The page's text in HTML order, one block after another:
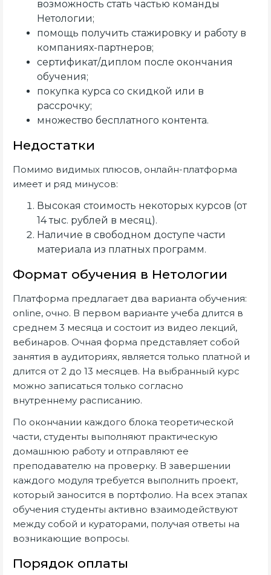
возможность стать частью команды
Нетологии;
помощь получить стажировку и работу в
компаниях-партнеров;
сертификат/диплом после окончания
обучения;
покупка курса со скидкой или в
рассрочку;
множество бесплатного контента.
Недостатки
Помимо видимых плюсов, онлайн-платформа
имеет и ряд минусов:
Высокая стоимость некоторых курсов (от
14 тыс. рублей в месяц).
Наличие в свободном доступе части
материала из платных программ.
Формат обучения в Нетологии
Платформа предлагает два варианта обучения:
online, очно. В первом варианте учеба длится в
среднем 3 месяца и состоит из видео лекций,
вебинаров. Очная форма представляет собой
занятия в аудиториях, является только платной и
длится от 2 до 13 месяцев. На выбранный курс
можно записаться только согласно
внутреннему расписанию.
По окончании каждого блока теоретической
части, студенты выполняют практическую
домашнюю работу и отправляют ее
преподавателю на проверку. В завершении
каждого модуля требуется выполнить проект,
который заносится в портфолио. На всех этапах
обучения студенты активно взаимодействуют
между собой и кураторами, получая ответы на
возникающие вопросы.
Порядок оплаты